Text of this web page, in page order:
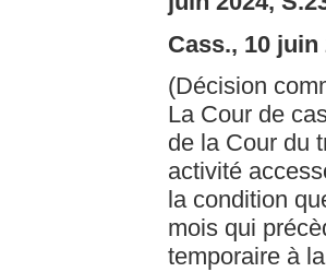
Cass., 10 juin
(Décision
La Cour de
de la Cour du
activité
la condition
mois qui
temporaire à